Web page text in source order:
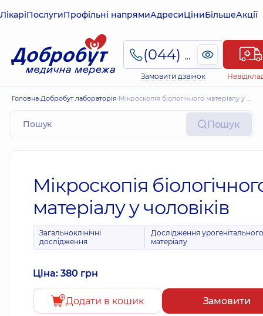
ЛікаріПослугиПрофільні напрямиАдресиЦіниБільшеАкції
(044) 495-2-888
Замовити дзвінок
Головна Добробут лабораторія Мікроскопія біологічного матеріалу у чоловіків
Пошук
Мікроскопія
матеріалу у чоловіків
Загальноклінічні
дослідження
Дослідження
матеріалу
Ціна: 380 грн
Додати в кошик Замовити